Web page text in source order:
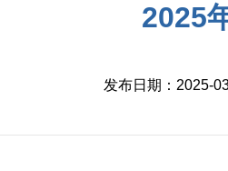
2025
发布日期：2025-